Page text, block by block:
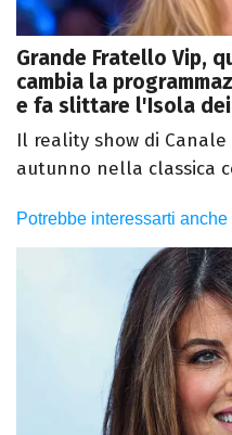
Grande Fratello Vip,
cambia la
e fa slittare l'Isola dei
Il reality show di
autunno nella classica